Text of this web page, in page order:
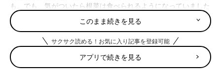
も。でも、気がついたら根菜は食べられるようになっていました
よ」
■具沢山のスパニッシュオムレツに
「スパニッシュオムレツがオススメです。小さめに切ったいろい
ろな野菜を入れた方がカラフルになります。たくさん作って、切
り分けておけば、作り置きにも向いています。具材は、我が家で
このまま続きを見る
サクサク読める！お気に入り記事を登録可能
アプリで続きを見る